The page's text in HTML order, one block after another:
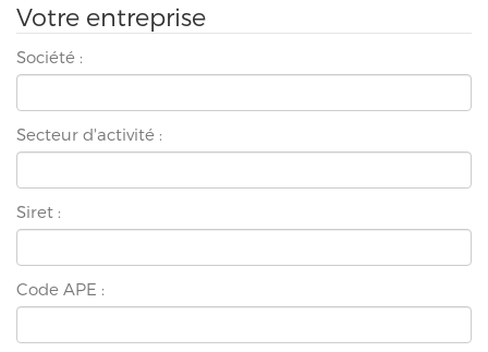
Votre entreprise
Société :
Secteur d'activité :
Siret :
Code APE :